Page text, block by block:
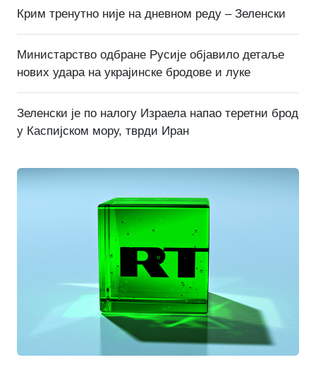
Крим тренутно није на дневном реду – Зеленски
Министарство одбране Русије објавило детаље
нових удара на украјинске бродове и луке
Зеленски је по налогу Израела напао теретни брод
у Каспијском мору, тврди Иран